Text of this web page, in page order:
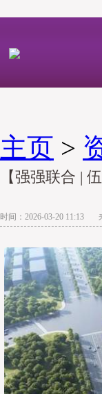
主页 >
【强强联合 |
时间：2026-03-20 11:13